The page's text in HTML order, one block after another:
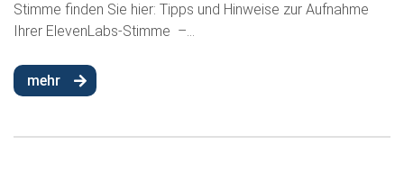
Stimme finden Sie hier: Tipps und Hinweise zur Aufnahme
Ihrer ElevenLabs-Stimme –...
mehr